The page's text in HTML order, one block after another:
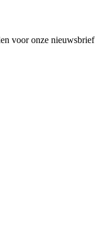
voor onze nieuwsbrief